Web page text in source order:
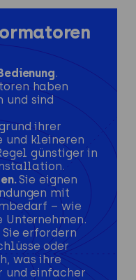
.
haben
und sind
ihrer
und kleineren
günstiger in
Sie eignen
mit
– wie
Unternehmen.
Sie erfordern
oder
was ihre
einfacher